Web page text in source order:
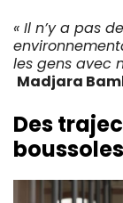
« Il n’y a pas
les gens avec
Madjara
Des
boussoles